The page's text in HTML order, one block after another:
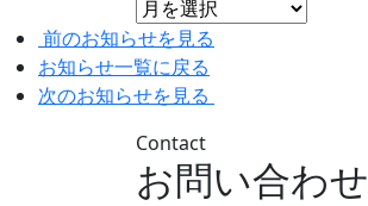
前のお知らせを見る
お知らせ一覧に戻る
次のお知らせを見る
Contact
お問い合わせ